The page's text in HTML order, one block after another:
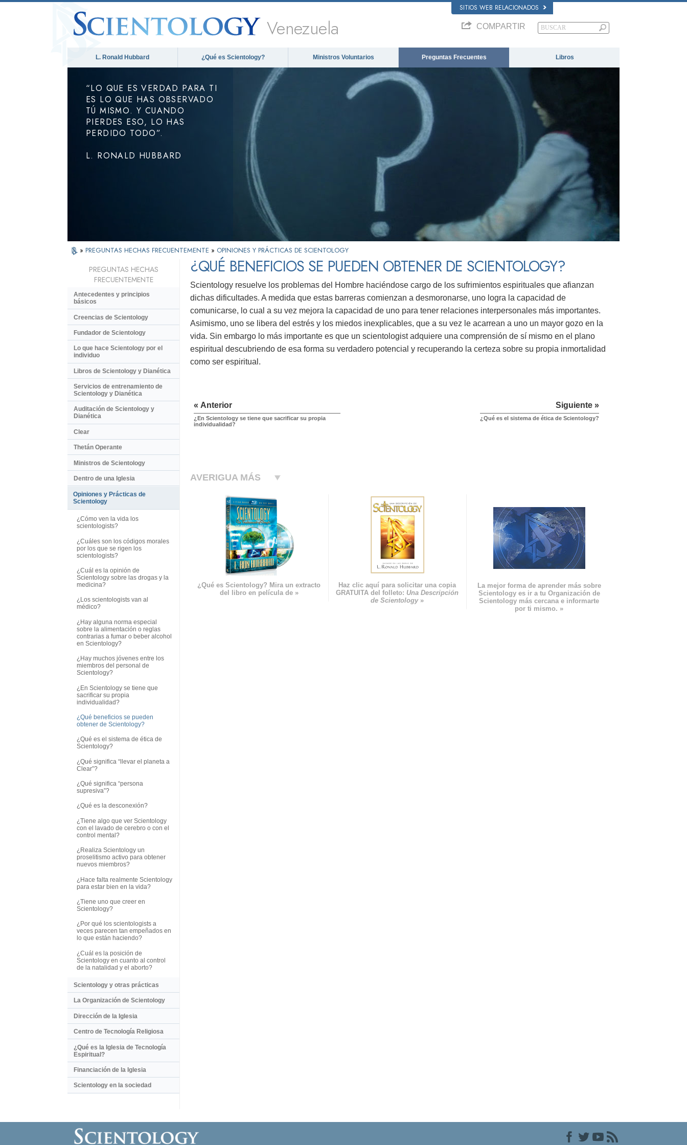
SITIOS WEB RELACIONADOS
Venezuela COMPARTIR
L. Ronald Hubbard ¿Qué es Scientology? Ministros Voluntarios Preguntas Frecuentes Libros
“LO QUE ES VERDAD PARA TI
ES LO QUE HAS OBSERVADO
TÚ MISMO. Y CUANDO
PIERDES ESO, LO HAS
PERDIDO TODO”.
L. RONALD HUBBARD
» PREGUNTAS HECHAS FRECUENTEMENTE » OPINIONES Y PRÁCTICAS DE SCIENTOLOGY
¿QUÉ BENEFICIOS SE PUEDEN OBTENER DE SCIENTOLOGY?
Scientology resuelve los problemas del Hombre haciéndose cargo de los sufrimientos espirituales que afianzan
dichas dificultades. A medida que estas barreras comienzan a desmoronarse, uno logra la capacidad de
comunicarse, lo cual a su vez mejora la capacidad de uno para tener relaciones interpersonales más importantes.
Asimismo, uno se libera del estrés y los miedos inexplicables, que a su vez le acarrean a uno un mayor gozo en la
vida. Sin embargo lo más importante es que un scientologist adquiere una comprensión de sí mismo en el plano
espiritual descubriendo de esa forma su verdadero potencial y recuperando la certeza sobre su propia inmortalidad
como ser espiritual.
« Anterior
¿En Scientology se tiene que sacrificar su propia
individualidad?
Siguiente »
¿Qué es el sistema de ética de Scientology?
AVERIGUA MÁS
¿Qué es Scientology? Mira un extracto
del libro en película de »
Haz clic aquí para solicitar una copia
GRATUITA del folleto: Una Descripción
de Scientology»
La mejor forma de aprender más sobre
Scientology es ir a tu Organización de
Scientology más cercana e informarte
por ti mismo. »
PREGUNTAS HECHAS
FRECUENTEMENTE
Antecedentes y principios
básicos
Creencias de Scientology
Fundador de Scientology
Lo que hace Scientology por el
individuo
Libros de Scientology y Dianética
Servicios de entrenamiento de
Scientology y Dianética
Auditación de Scientology y
Dianética
Clear
Thetán Operante
Ministros de Scientology
Dentro de una Iglesia
Opiniones y Prácticas de
Scientology
¿Cómo ven la vida los
scientologists?
¿Cuáles son los códigos morales
por los que se rigen los
scientologists?
¿Cuál es la opinión de
Scientology sobre las drogas y la
medicina?
¿Los scientologists van al
médico?
¿Hay alguna norma especial
sobre la alimentación o reglas
contrarias a fumar o beber alcohol
en Scientology?
¿Hay muchos jóvenes entre los
miembros del personal de
Scientology?
¿En Scientology se tiene que
sacrificar su propia
individualidad?
¿Qué beneficios se pueden
obtener de Scientology?
¿Qué es el sistema de ética de
Scientology?
¿Qué significa “llevar el planeta a
Clear”?
¿Qué significa “persona
supresiva”?
¿Qué es la desconexión?
¿Tiene algo que ver Scientology
con el lavado de cerebro o con el
control mental?
¿Realiza Scientology un
proselitismo activo para obtener
nuevos miembros?
¿Hace falta realmente Scientology
para estar bien en la vida?
¿Tiene uno que creer en
Scientology?
¿Por qué los scientologists a
veces parecen tan empeñados en
lo que están haciendo?
¿Cuál es la posición de
Scientology en cuanto al control
de la natalidad y el aborto?
Scientology y otras prácticas
La Organización de Scientology
Dirección de la Iglesia
Centro de Tecnología Religiosa
¿Qué es la Iglesia de Tecnología
Espiritual?
Financiación de la Iglesia
Scientology en la sociedad